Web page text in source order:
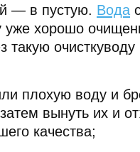
— в пустую. Вода
уже хорошо
такую
плохую воду и
вынуть их и
качества;